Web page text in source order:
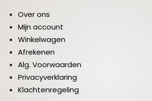
Over ons
Mijn account
Winkelwagen
Afrekenen
Alg. Voorwaarden
Privacyverklaring
Klachtenregeling